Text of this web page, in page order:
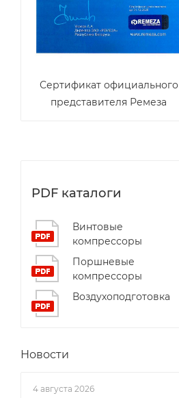
Сертификат официального
представителя Ремеза
PDF каталоги
Винтовые
компрессоры
Поршневые
компрессоры
Воздухоподготовка
Новости
4 августа 2026